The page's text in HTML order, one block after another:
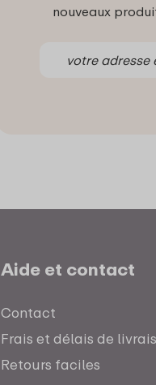
nouveaux
Aide et contact
Contact
Frais et délais de
Retours faciles